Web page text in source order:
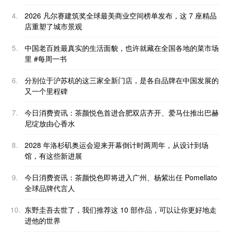
4.
2026 凡尔赛建筑奖全球最美商业空间榜单发布，这 7 座精品
店重塑了城市景观
5.
中国老百姓最真实的生活面貌，也许就藏在全国各地的菜市场
里 #每周一书
6.
分别位于沪苏杭的这三家全新门店，是各自品牌在中国发展的
又一个里程碑
7.
今日消费资讯：茶颜悦色首进合肥双店齐开、爱马仕推出巴赫
尼绽放由心香水
8.
2028 年洛杉矶奥运会迎来开幕倒计时两周年，从设计到场
馆，有这些新进展
9.
今日消费资讯：茶颜悦色即将进入广州、杨紫出任 Pomellato
全球品牌代言人
10. 东野圭吾去世了，我们推荐这 10 部作品，可以让你更好地走
进他的世界